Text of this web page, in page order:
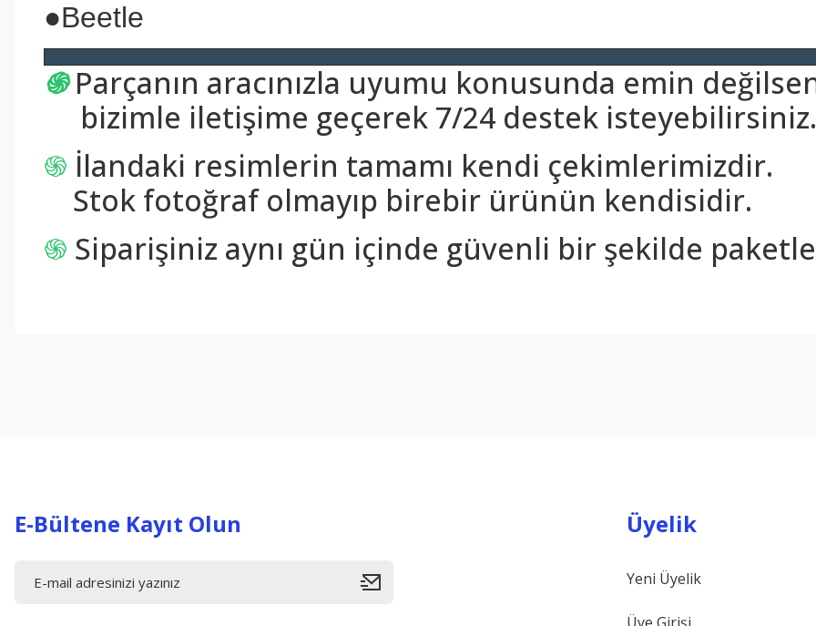
●Beetle
֍ Parçanın aracınızla uyumu konusunda emin
bizimle iletişime geçerek 7/24 destek isteyebilirsiniz.
֍ İlandaki resimlerin tamamı kendi çekimlerimizdir.
Stok fotoğraf olmayıp birebir ürünün kendisidir.
֍ Siparişiniz aynı gün içinde güvenli bir şekilde
E-Bültene Kayıt Olun Üyelik
Yeni Üyelik